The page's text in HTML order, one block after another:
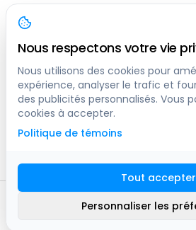
Toronto
150 Ferrand Dr, 6th Floor, Toronto, ON,
Vancouver
1200 W 73rd Ave #1415, Vancouver, BC,
Calgary
444 5 Ave SW #400 Calgary, AB, T2P 2T8,
2016 -2026
Plan du
Nous respectons votre vie
Nous utilisons des cookies pour
expérience, analyser le trafic et
des publicités personnalisés. Vous
cookies à accepter.
Politique de témoins
Tout accepter
Personnaliser les